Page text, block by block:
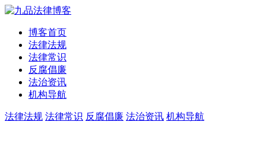
博客首页
法律法规
法律常识
反腐倡廉
法治资讯
机构导航
法律法规 法律常识 反腐倡廉 法治资讯 机构导航